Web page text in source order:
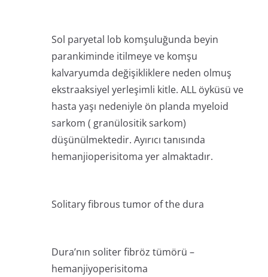
Sol paryetal lob komşuluğunda beyin
parankiminde itilmeye ve komşu
kalvaryumda değişikliklere neden olmuş
ekstraaksiyel yerleşimli kitle. ALL öyküsü ve
hasta yaşı nedeniyle ön planda myeloid
sarkom ( granülositik sarkom)
düşünülmektedir. Ayırıcı tanısında
hemanjioperisitoma yer almaktadır.
Solitary fibrous tumor of the dura
Dura’nın soliter fibröz tümörü –
hemanjiyoperisitoma